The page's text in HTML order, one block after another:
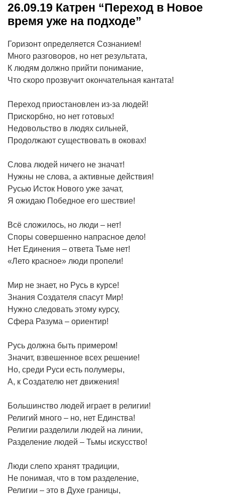
26.09.19 Катрен “Переход в Новое
время уже на подходе”
Горизонт определяется Сознанием!
Много разговоров, но нет результата,
К людям должно прийти понимание,
Что скоро прозвучит окончательная кантата!
Переход приостановлен из-за людей!
Прискорбно, но нет готовых!
Недовольство в людях сильней,
Продолжают существовать в оковах!
Слова людей ничего не значат!
Нужны не слова, а активные действия!
Русью Исток Нового уже зачат,
Я ожидаю Победное его шествие!
Всё сложилось, но люди – нет!
Споры совершенно напрасное дело!
Нет Единения – ответа Тьме нет!
«Лето красное» люди пропели!
Мир не знает, но Русь в курсе!
Знания Создателя спасут Мир!
Нужно следовать этому курсу,
Сфера Разума – ориентир!
Русь должна быть примером!
Значит, взвешенное всех решение!
Но, среди Руси есть полумеры,
А, к Создателю нет движения!
Большинство людей играет в религии!
Религий много – но, нет Единства!
Религии разделили людей на линии,
Разделение людей – Тьмы искусство!
Люди слепо хранят традиции,
Не понимая, что в том разделение,
Религии – это в Духе границы,